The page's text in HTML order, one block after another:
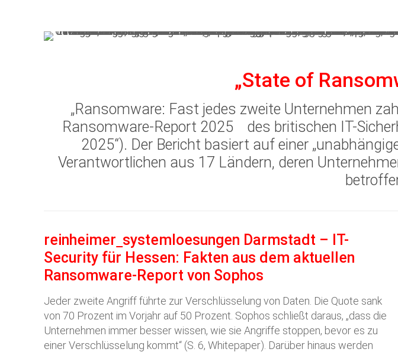
„State of
„Ransomware: Fast jedes zweite Unternehmen
Ransomware-Report 2025
des britischen IT-
2025“). Der Bericht basiert auf einer
Verantwortlichen aus 17 Ländern, deren
reinheimer systemloesungen Darmstadt – IT-
Security für Hessen: Fakten aus dem aktuellen
Ransomware-Report von Sophos
Jeder zweite Angriff führte zur Verschlüsselung von Daten. Die Quote sank
von 70 Prozent im Vorjahr auf 50 Prozent. Sophos schließt daraus, „dass die
Unternehmen immer besser wissen, wie sie Angriffe stoppen, bevor es zu
einer Verschlüsselung kommt“ (S. 6, Whitepaper). Darüber hinaus werden